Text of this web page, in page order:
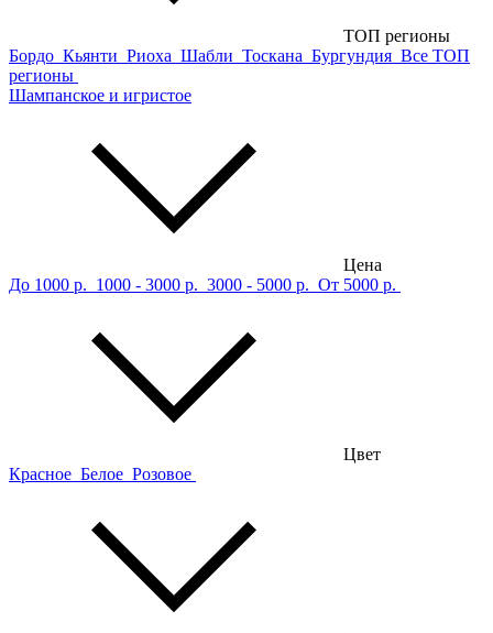
ТОП регионы
Бордо Кьянти Риоха Шабли Тоскана Бургундия Все ТОП
регионы
Шампанское и игристое
Цена
До 1000 р. 1000 - 3000 р. 3000 - 5000 р. От 5000 р.
Цвет
Красное Белое Розовое